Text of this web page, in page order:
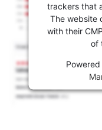
trackers that
The website
with their
of